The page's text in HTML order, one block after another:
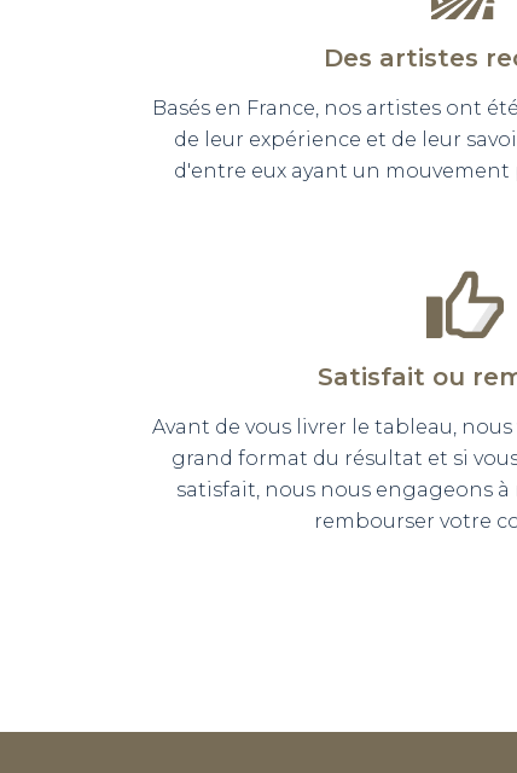
Des artistes
Basés en France, nos artistes ont
de leur expérience et de leur
d'entre eux ayant un
Satisfait ou
Avant de vous livrer le tableau,
grand format du résultat et si
satisfait, nous nous engageons
rembourser votre